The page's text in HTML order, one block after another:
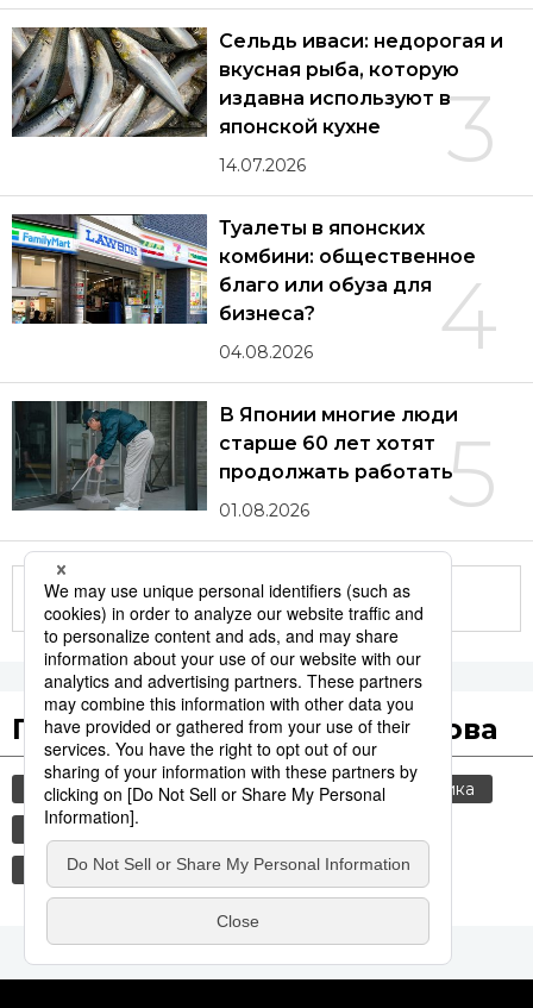
3
Сельдь иваси: недорогая и
вкусная рыба, которую
издавна используют в
японской кухне
14.07.2026
4
Туалеты в японских
комбини: общественное
благо или обуза для
бизнеса?
04.08.2026
5
В Японии многие люди
старше 60 лет хотят
продолжать работать
01.08.2026
Другие статьи по теме
Популярные поисковые слова
общество культура jiji press
политика
россия
шпионаж
еда и напитки
технологии